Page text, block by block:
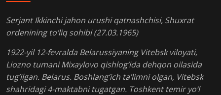
Serjant Ikkinchi jahon urushi qatnashchisi, Shuxrat
ordenining to‘liq sohibi (27.03.1965)
1922-yil 12-fevralda Belarussiyaning Vitebsk viloyati,
Liozno tumani Mixaylovo qishlog‘ida dehqon oilasida
tug‘ilgan. Belarus. Boshlang‘ich ta’limni olgan, Vitebsk
shahridagi 4-maktabni tugatgan. Toshkent temir yo‘l